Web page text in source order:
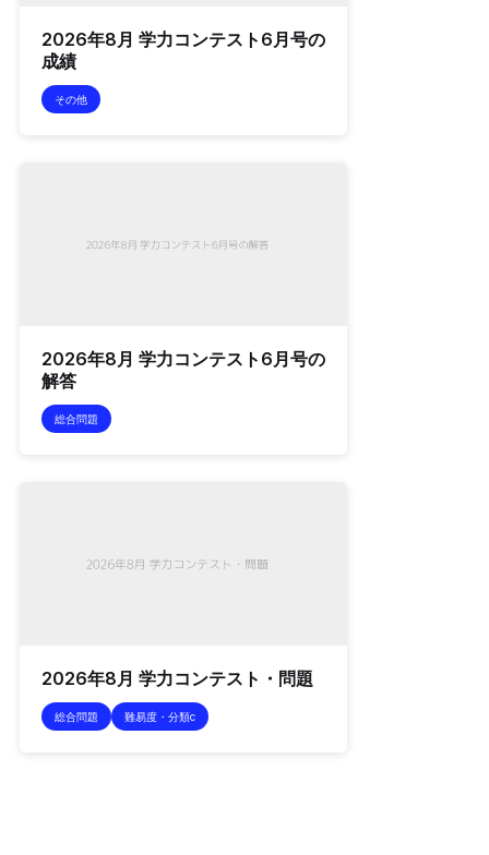
2026年8月 学力コンテスト6月号の
成績
その他
2026年8月 学力コンテスト6月号の
解答
総合問題
2026年8月 学力コンテスト・問題
総合問題 難易度・分類c